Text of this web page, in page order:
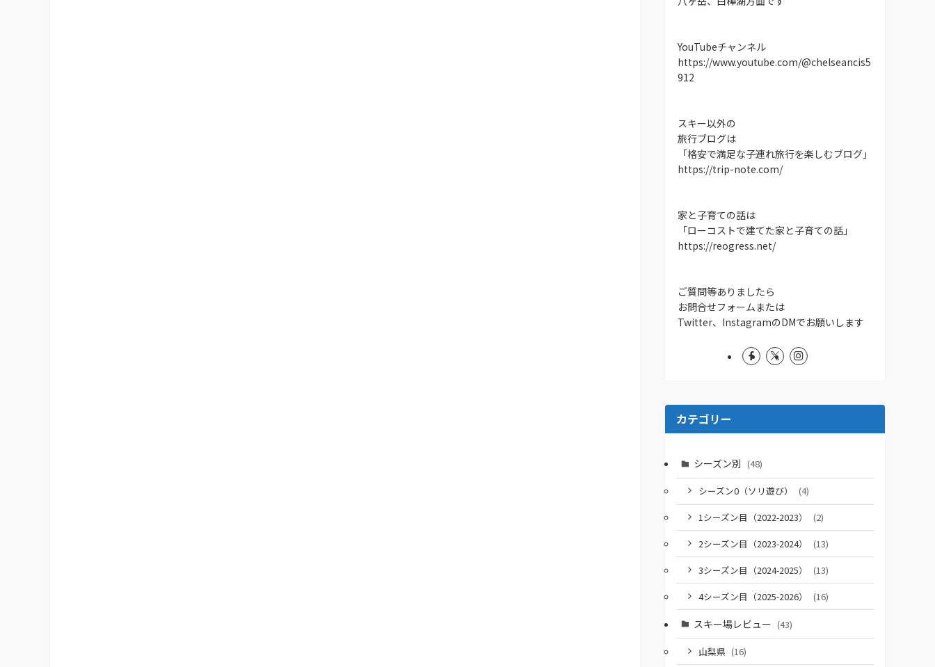
YouTubeチャンネル
https://www.youtube.com/@chelseancis5
912
スキー以外の
旅行ブログは
「格安で満足な子連れ旅行を楽しむブログ」
https://trip-note.com/
家と子育ての話は
「ローコストで建てた家と子育ての話」
https://reogress.net/
ご質問等ありましたら
お問合せフォームまたは
Twitter、InstagramのDMでお願いします
カテゴリー
シーズン別 (48)
シーズン0（ソリ遊び）
(4)
1シーズン目（2022-2023）
(2)
2シーズン目（2023-2024）
(13)
3シーズン目（2024-2025）
(13)
4シーズン目（2025-2026）
(16)
スキー場レビュー (43)
山梨県 (16)